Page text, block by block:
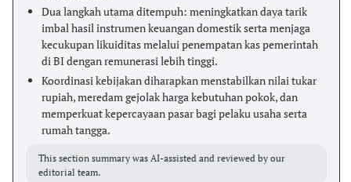
Dua langkah utama ditempuh: meningkatkan daya tarik
imbal hasil instrumen keuangan domestik serta menjaga
kecukupan likuiditas melalui penempatan kas pemerintah
di BI dengan remunerasi lebih tinggi.
Koordinasi kebijakan diharapkan menstabilkan nilai tukar
rupiah, meredam gejolak harga kebutuhan pokok, dan
memperkuat kepercayaan pasar bagi pelaku usaha serta
rumah tangga.
This section summary was AI-assisted and reviewed by our
editorial team.